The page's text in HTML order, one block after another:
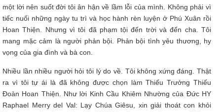
một lời nên suốt đời tôi ân hận về lầm lỗi của mình. Không phải vì
tiếc nuối những ngày tu trì và học hành rèn luyện ở Phú Xuân rồi
Hoan Thiện. Nhưng vì tôi đã phạm tội đến trời và đến cha. Tôi
mang mặc cảm là người phản bội. Phản bội tình yêu thương, hy
vọng của gia đình và bà con.
Nhiều lần nhiều người hỏi tôi lý do về. Tôi không xứng đáng. Thật
ra vì tôi tự ái là đã không được chọn làm Thiếu Trưởng Thiếu
Đoàn Hoan Thiện. Như lời Kinh Cầu Khiêm Nhường của Đức HY
Raphael Merry del Val: Lạy Chúa Giêsu, xin giải thoát con khỏi